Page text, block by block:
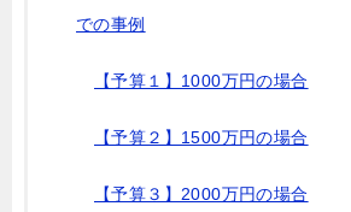
での事例
【予算１】1000万円の場合
【予算２】1500万円の場合
【予算３】2000万円の場合